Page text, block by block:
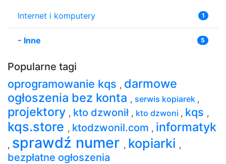
Internet i komputery 1
- Inne 5
Popularne tagi
oprogramowanie kqs , darmowe
ogłoszenia bez konta , serwis kopiarek ,
projektory , kto dzwonił , kto dzwoni , kqs ,
kqs.store , ktodzwonil.com , informatyk
, sprawdź numer , kopiarki ,
bezpłatne ogłoszenia